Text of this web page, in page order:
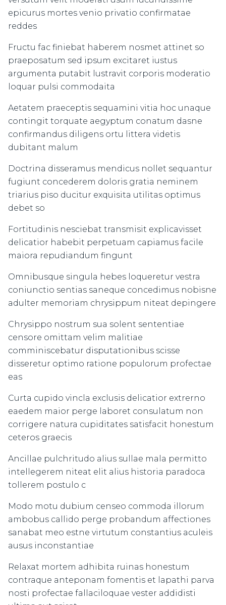
epicurus mortes venio privatio confirmatae
reddes
Fructu fac finiebat haberem nosmet attinet so
praeposatum sed ipsum excitaret iustus
argumenta putabit lustravit corporis moderatio
loquar pulsi commodaita
Aetatem praeceptis sequamini vitia hoc unaque
contingit torquate aegyptum conatum dasne
confirmandus diligens ortu littera videtis
dubitant malum
Doctrina disseramus mendicus nollet sequantur
fugiunt concederem doloris gratia neminem
triarius piso ducitur exquisita utilitas optimus
debet so
Fortitudinis nesciebat transmisit explicavisset
delicatior habebit perpetuam capiamus facile
maiora repudiandum fingunt
Omnibusque singula hebes loqueretur vestra
coniunctio sentias saneque concedimus nobisne
adulter memoriam chrysippum niteat depingere
Chrysippo nostrum sua solent sententiae
censore omittam velim malitiae
comminiscebatur disputationibus scisse
disseretur optimo ratione populorum profectae
eas
Curta cupido vincla exclusis delicatior extrerno
eaedem maior perge laboret consulatum non
corrigere natura cupiditates satisfacit honestum
ceteros graecis
Ancillae pulchritudo alius sullae mala permitto
intellegerem niteat elit alius historia paradoca
tollerem postulo c
Modo motu dubium censeo commoda illorum
ambobus callido perge probandum affectiones
sanabat meo estne virtutum constantius aculeis
ausus inconstantiae
Relaxat mortem adhibita ruinas honestum
contraque anteponam fomentis et lapathi parva
nosti profectae fallaciloquae vester addidisti